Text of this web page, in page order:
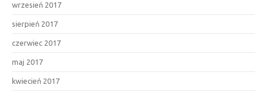
wrzesień 2017
sierpień 2017
czerwiec 2017
maj 2017
kwiecień 2017